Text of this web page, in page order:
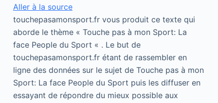
Aller à la source
touchepasamonsport.fr vous produit ce texte qui
aborde le thème « Touche pas à mon Sport: La
face People du Sport « . Le but de
touchepasamonsport.fr étant de rassembler en
ligne des données sur le sujet de Touche pas à mon
Sport: La face People du Sport puis les diffuser en
essayant de répondre du mieux possible aux